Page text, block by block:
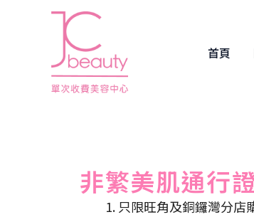
首頁
非繁美肌通行
只限旺角及銅鑼灣分店